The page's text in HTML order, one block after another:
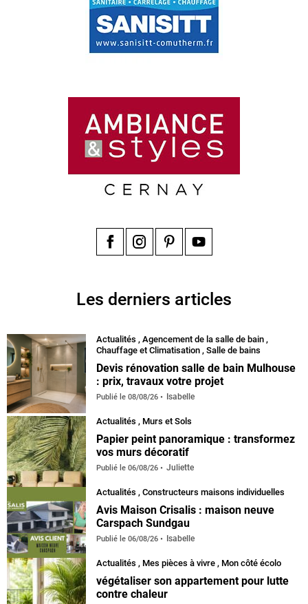
Les derniers articles
Actualités , Agencement de la salle de bain ,
Chauffage et Climatisation , Salle de bains
Devis rénovation salle de bain Mulhouse
: prix, travaux votre projet
Publié le 08/08/26 Isabelle
Actualités , Murs et Sols
Papier peint panoramique : transformez
vos murs décoratif
Publié le 06/08/26 Juliette
Actualités , Constructeurs maisons individuelles
Avis Maison Crisalis : maison neuve
Carspach Sundgau
Publié le 06/08/26 Isabelle
Actualités , Mes pièces à vivre , Mon côté écolo
végétaliser son appartement pour lutte
contre chaleur